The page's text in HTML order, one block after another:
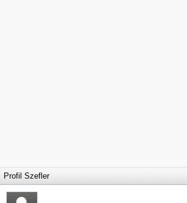
Profil Szefler